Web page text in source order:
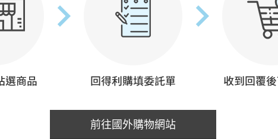
前往國外購物網站